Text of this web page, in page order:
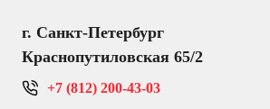
г. Санкт-Петербург
Краснопутиловская 65/2
+7 (812) 200-43-03